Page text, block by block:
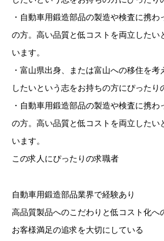
・自動車用鍛造部品の製造や検査に携
の方。高い品質と低コストを両立したい
います。
・富山県出身、または富山への移住を
したいという志をお持ちの方にぴったり
・自動車用鍛造部品の製造や検査に携
の方。高い品質と低コストを両立したい
います。
この求人にぴったりの求職者
自動車用鍛造部品業界で経験あり
高品質製品へのこだわりと低コスト化へ
お客様満足の追求を大切にしている